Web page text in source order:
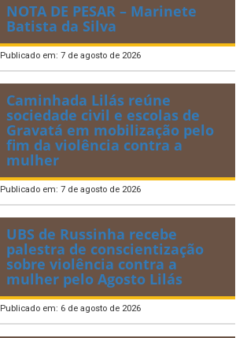
NOTA DE PESAR – Marinete
Batista da Silva
Publicado em: 7 de agosto de 2026
Caminhada Lilás reúne
sociedade civil e escolas de
Gravatá em mobilização pelo
fim da violência contra a
mulher
Publicado em: 7 de agosto de 2026
UBS de Russinha recebe
palestra de conscientização
sobre violência contra a
mulher pelo Agosto Lilás
Publicado em: 6 de agosto de 2026